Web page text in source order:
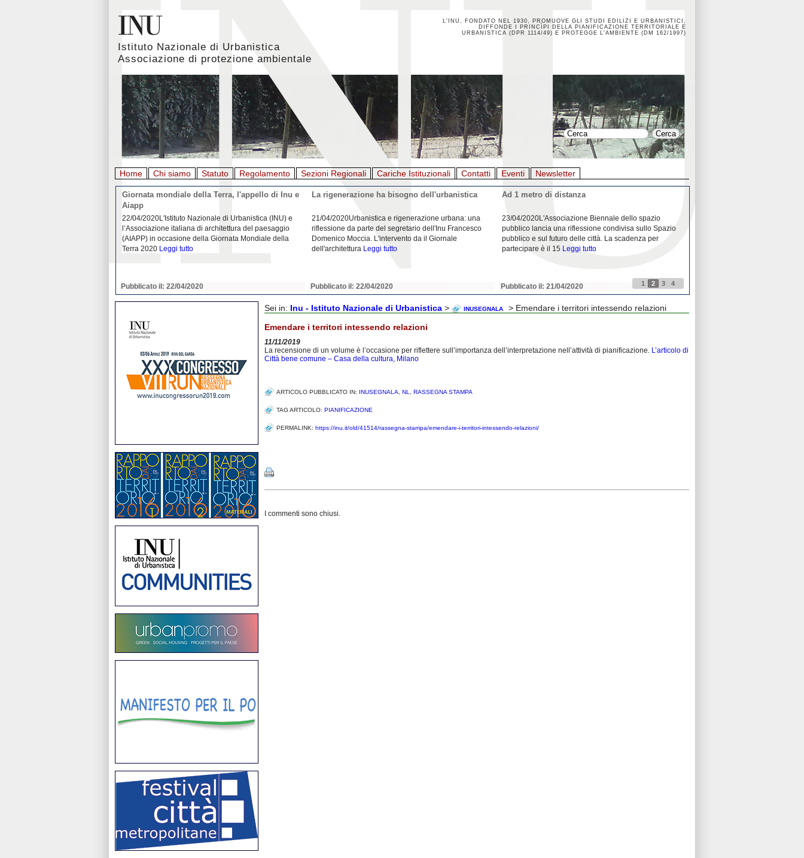
Istituto Nazionale di Urbanistica
Associazione di protezione ambientale
L'INU, FONDATO NEL 1930, PROMUOVE GLI STUDI EDILIZI E URBANISTICI,
DIFFONDE I PRINCÌPI DELLA PIANIFICAZIONE TERRITORIALE E
URBANISTICA (DPR 1114/49) E PROTEGGE L'AMBIENTE (DM 162/1997)
Home Chi siamo Statuto Regolamento Sezioni Regionali Cariche Istituzionali Contatti Eventi Newsletter
Giornata mondiale della Terra, l'appello di Inu e
Aiapp
22/04/2020L'Istituto Nazionale di Urbanistica (INU) e
l’Associazione italiana di architettura del paesaggio
(AIAPP) in occasione della Giornata Mondiale della
Terra 2020 Leggi tutto
Pubblicato il: 22/04/2020
La rigenerazione ha bisogno dell'urbanistica
21/04/2020Urbanistica e rigenerazione urbana: una
riflessione da parte del segretario dell'Inu Francesco
Domenico Moccia. L'intervento da il Giornale
dell'architettura Leggi tutto
Pubblicato il: 22/04/2020
Ad 1 metro di distanza
23/04/2020L'Associazione Biennale dello spazio
pubblico lancia una riflessione condivisa sullo Spazio
pubblico e sul futuro delle città. La scadenza per
partecipare è il 15 Leggi tutto
Pubblicato il: 21/04/2020 1 2 3 4
Sei in: Inu - Istituto Nazionale di Urbanistica > INUSEGNALA
> Emendare i territori intessendo relazioni
Emendare i territori intessendo relazioni
11/11/2019
La recensione di un volume è l’occasione per riflettere sull’importanza dell’interpretazione nell’attività di pianificazione. L’articolo di
Città bene comune – Casa della cultura, Milano
ARTICOLO PUBBLICATO IN: INUSEGNALA NL RASSEGNA STAMPA
TAG ARTICOLO: PIANIFICAZIONE
PERMALINK: https://inu.it/old/41514/rassegna-stampa/emendare-i-territori-intessendo-relazioni/
I commenti sono chiusi.